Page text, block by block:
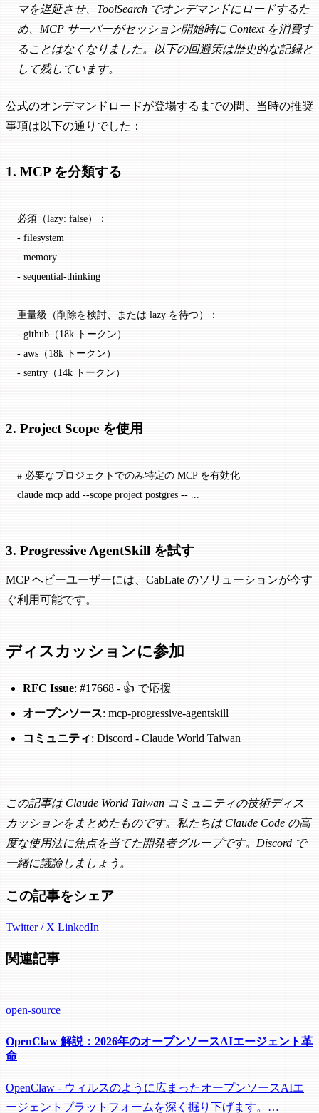
マを遅延させ、ToolSearch でオンデマンドにロードするた
め、MCP サーバーがセッション開始時に Context を消費す
ることはなくなりました。以下の回避策は歴史的な記録と
して残しています。
公式のオンデマンドロードが登場するまでの間、当時の推奨
事項は以下の通りでした：
1. MCP を分類する
必須（lazy: false）：
- filesystem
- memory
- sequential-thinking
重量級（削除を検討、または lazy を待つ）：
- github（18k トークン）
- aws（18k トークン）
- sentry（14k トークン）
2. Project Scope を使用
# 必要なプロジェクトでのみ特定の MCP を有効化
claude mcp add --scope project postgres --
3. Progressive AgentSkill を試す
MCP ヘビーユーザーには、CabLate のソリューションが今す
ぐ利用可能です。
ディスカッションに参加
RFC Issue: #17668 - 👍 で応援
オープンソース: mcp-progressive-agentskill
コミュニティ: Discord - Claude World Taiwan
この記事は Claude World Taiwan コミュニティの技術ディス
カッションをまとめたものです。私たちは Claude Code の高
度な使用法に焦点を当てた開発者グループです。Discord で
一緒に議論しましょう。
この記事をシェア
Twitter / X LinkedIn
関連記事
open-source
OpenClaw 解説：2026年のオープンソースAIエージェント革
命
OpenClaw - ウィルスのように広まったオープンソースAIエ
ージェントプラットフォームを深く掘り下げます。